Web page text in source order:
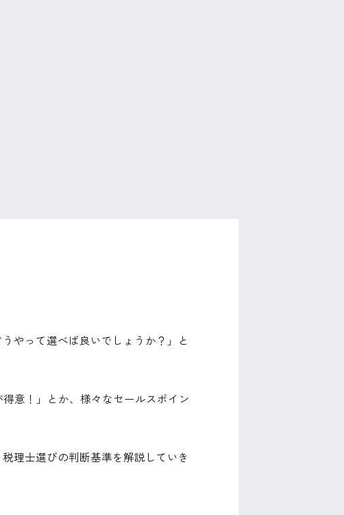
やって選べば良いでしょうか？」と
意！」とか、様々なセールスポイン
理士選びの判断基準を解説していき